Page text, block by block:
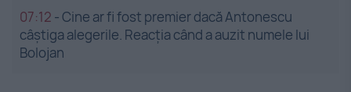
07:12 -Cine ar fi fost premier dacă Antonescu
câștiga alegerile. Reacția când a auzit numele lui
Bolojan